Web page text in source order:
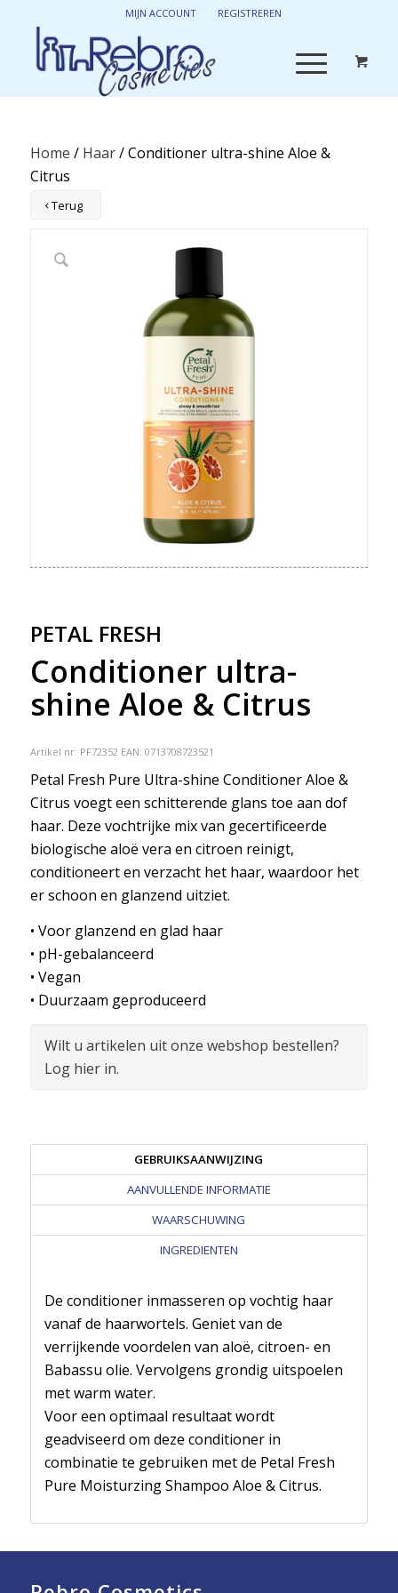
MIJN ACCOUNT REGISTREREN
Home / Haar/ Conditioner ultra-shine Aloe &
Citrus
Terug
PETAL FRESH
Conditioner ultra-
shine Aloe & Citrus
Artikel nr: PF72352 EAN: 0713708723521
Petal Fresh Pure Ultra-shine Conditioner Aloe &
Citrus voegt een schitterende glans toe aan dof
haar. Deze vochtrijke mix van gecertificeerde
biologische aloë vera en citroen reinigt,
conditioneert en verzacht het haar, waardoor het
er schoon en glanzend uitziet.
• Voor glanzend en glad haar
• pH-gebalanceerd
• Vegan
• Duurzaam geproduceerd
Wilt u artikelen uit onze webshop bestellen?
Log hier in.
GEBRUIKSAANWIJZING
AANVULLENDE INFORMATIE
WAARSCHUWING
INGREDIENTEN
De conditioner inmasseren op vochtig haar
vanaf de haarwortels. Geniet van de
verrijkende voordelen van aloë, citroen- en
Babassu olie. Vervolgens grondig uitspoelen
met warm water.
Voor een optimaal resultaat wordt
geadviseerd om deze conditioner in
combinatie te gebruiken met de Petal Fresh
Pure Moisturzing Shampoo Aloe & Citrus.